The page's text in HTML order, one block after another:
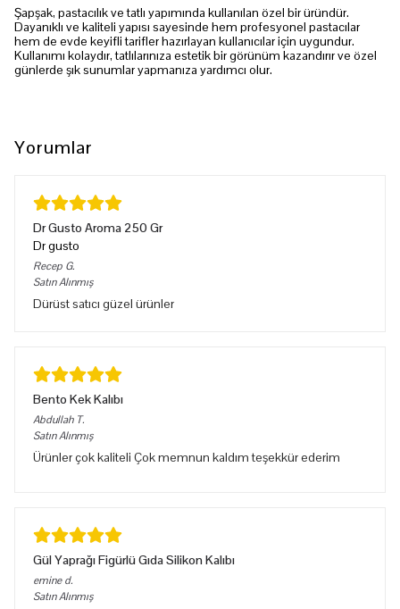
Şapşak, pastacılık ve tatlı yapımında kullanılan özel bir üründür.
Dayanıklı ve kaliteli yapısı sayesinde hem profesyonel pastacılar
hem de evde keyifli tarifler hazırlayan kullanıcılar için uygundur.
Kullanımı kolaydır, tatlılarınıza estetik bir görünüm kazandırır ve özel
günlerde şık sunumlar yapmanıza yardımcı olur.
Yorumlar
Dr Gusto Aroma 250 Gr
Dr gusto
Recep G.
Satın Alınmış
Dürüst satıcı güzel ürünler
Bento Kek Kalıbı
Abdullah T.
Satın Alınmış
Ürünler çok kaliteli Çok memnun kaldım teşekkür ederim
Gül Yaprağı Figürlü Gıda Silikon Kalıbı
emine d.
Satın Alınmış